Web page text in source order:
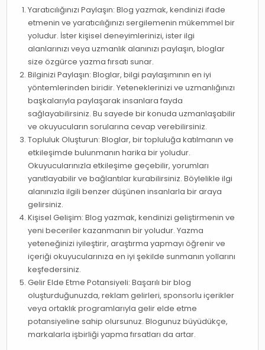
Yaratıcılığınızı Paylaşın: Blog yazmak, kendinizi ifade
etmenin ve yaratıcılığınızı sergilemenin mükemmel bir
yoludur. İster kişisel deneyimlerinizi, ister ilgi
alanlarınızı veya uzmanlık alanınızı paylaşın, bloglar
size özgürce yazma fırsatı sunar.
Bilginizi Paylaşın: Bloglar, bilgi paylaşımının en iyi
yöntemlerinden biridir. Yeteneklerinizi ve uzmanlığınızı
başkalarıyla paylaşarak insanlara fayda
sağlayabilirsiniz. Bu sayede bir konuda uzmanlaşabilir
ve okuyucuların sorularına cevap verebilirsiniz.
Topluluk Oluşturun: Bloglar, bir topluluğa katılmanın ve
etkileşimde bulunmanın harika bir yoludur.
Okuyucularınızla etkileşime geçebilir, yorumları
yanıtlayabilir ve bağlantılar kurabilirsiniz. Böylelikle ilgi
alanınızla ilgili benzer düşünen insanlarla bir araya
gelirsiniz.
Kişisel Gelişim: Blog yazmak, kendinizi geliştirmenin ve
yeni beceriler kazanmanın bir yoludur. Yazma
yeteneğinizi iyileştirir, araştırma yapmayı öğrenir ve
içeriği okuyucularınıza en iyi şekilde sunmanın yollarını
keşfedersiniz.
Gelir Elde Etme Potansiyeli: Başarılı bir blog
oluşturduğunuzda, reklam gelirleri, sponsorlu içerikler
veya ortaklık programlarıyla gelir elde etme
potansiyeline sahip olursunuz. Blogunuz büyüdükçe,
markalarla işbirliği yapma fırsatları da artar.